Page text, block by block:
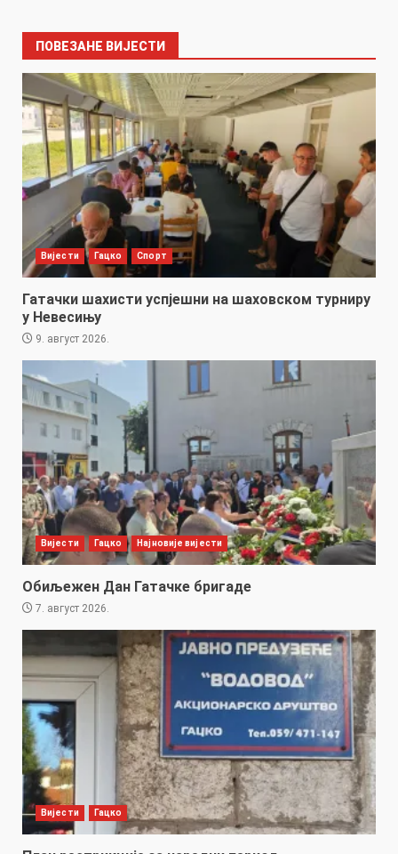
ПОВЕЗАНЕ ВИЈЕСТИ
Вијести Гацко Спорт
Гатачки шахисти успјешни на шаховском турниру
у Невесињу
9. август 2026.
Вијести Гацко Најновије вијести
Обиљежен Дан Гатачке бригаде
7. август 2026.
Вијести Гацко